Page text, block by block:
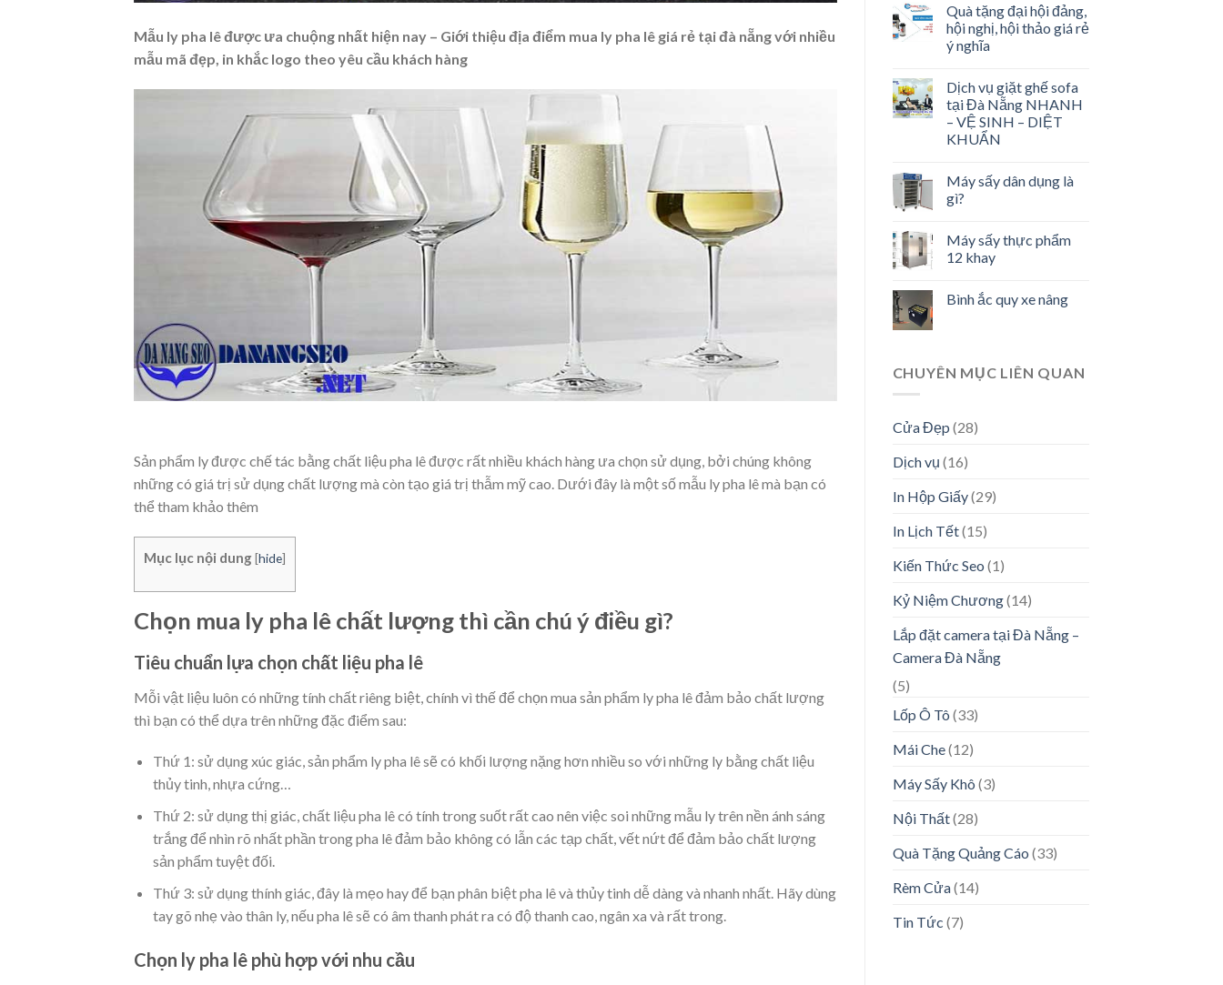
Mẫu ly pha lê được ưa chuộng nhất hiện nay – Giới thiệu địa điểm mua ly pha lê giá rẻ tại đà nẵng với nhiều
mẫu mã đẹp, in khắc logo theo yêu cầu khách hàng
Sản phẩm ly được chế tác bằng chất liệu pha lê được rất nhiều khách hàng ưa chọn sử dụng, bởi chúng không
những có giá trị sử dụng chất lượng mà còn tạo giá trị thẫm mỹ cao. Dưới đây là một số mẫu ly pha lê mà bạn có
thể tham khảo thêm
Mục lục nội dung[hide]
Chọn mua ly pha lê chất lượng thì cần chú ý điều gì?
Tiêu chuẩn lựa chọn chất liệu pha lê
Mỗi vật liệu luôn có những tính chất riêng biệt, chính vì thế để chọn mua sản phẩm ly pha lê đảm bảo chất lượng
thì bạn có thể dựa trên những đặc điểm sau:
Thứ 1: sử dụng xúc giác, sản phẩm ly pha lê sẽ có khối lượng nặng hơn nhiều so với những ly bằng chất liệu
thủy tinh, nhựa cứng…
Thứ 2: sử dụng thị giác, chất liệu pha lê có tính trong suốt rất cao nên việc soi những mẫu ly trên nền ánh sáng
trắng để nhìn rõ nhất phần trong pha lê đảm bảo không có lẫn các tạp chất, vết nứt để đảm bảo chất lượng
sản phẩm tuyệt đối.
Thứ 3: sử dụng thính giác, đây là mẹo hay để bạn phân biệt pha lê và thủy tinh dễ dàng và nhanh nhất. Hãy dùng
tay gõ nhẹ vào thân ly, nếu pha lê sẽ có âm thanh phát ra có độ thanh cao, ngân xa và rất trong.
Chọn ly pha lê phù hợp với nhu cầu
Quà tặng đại hội đảng,
hội nghị, hội thảo giá rẻ
ý nghĩa
Dịch vụ giặt ghế sofa
tại Đà Nẵng NHANH
– VỆ SINH – DIỆT
KHUẨN
Máy sấy dân dụng là
gì?
Máy sấy thực phẩm
12 khay
Bình ắc quy xe nâng
CHUYÊN MỤC LIÊN QUAN
Cửa Đẹp (28)
Dịch vụ (16)
In Hộp Giấy(29)
In Lịch Tết(15)
Kiến Thức Seo (1)
Kỷ Niệm Chương(14)
Lắp đặt camera tại Đà Nẵng –
Camera Đà Nẵng
(5)
Lốp Ô Tô (33)
Mái Che(12)
Máy Sấy Khô (3)
Nội Thất(28)
Quà Tặng Quảng Cáo (33)
Rèm Cửa(14)
Tin Tức (7)